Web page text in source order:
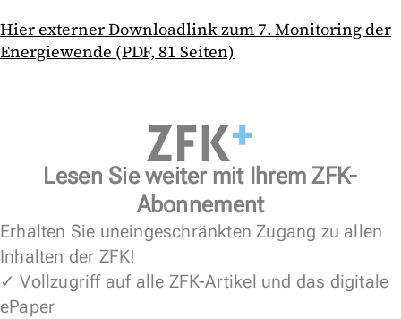
Hier externer Downloadlink zum 7. Monitoring der
Energiewende (PDF, 81 Seiten)
Lesen Sie weiter mit Ihrem ZFK-
Abonnement
Erhalten Sie uneingeschränkten Zugang zu allen
Inhalten der ZFK!
✓ Vollzugriff auf alle ZFK-Artikel und das digitale
ePaper